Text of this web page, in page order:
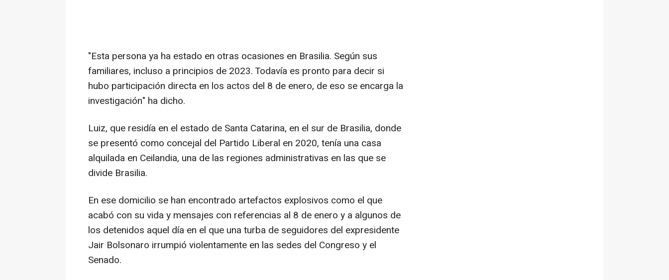
"Esta persona ya ha estado en otras ocasiones en Brasilia. Según sus
familiares, incluso a principios de 2023. Todavía es pronto para decir si
hubo participación directa en los actos del 8 de enero, de eso se encarga la
investigación" ha dicho.
Luiz, que residía en el estado de Santa Catarina, en el sur de Brasilia, donde
se presentó como concejal del Partido Liberal en 2020, tenía una casa
alquilada en Ceilandia, una de las regiones administrativas en las que se
divide Brasilia.
En ese domicilio se han encontrado artefactos explosivos como el que
acabó con su vida y mensajes con referencias al 8 de enero y a algunos de
los detenidos aquel día en el que una turba de seguidores del expresidente
Jair Bolsonaro irrumpió violentamente en las sedes del Congreso y el
Senado.